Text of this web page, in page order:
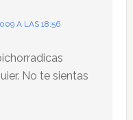
A LAS 18:56
No te sientas